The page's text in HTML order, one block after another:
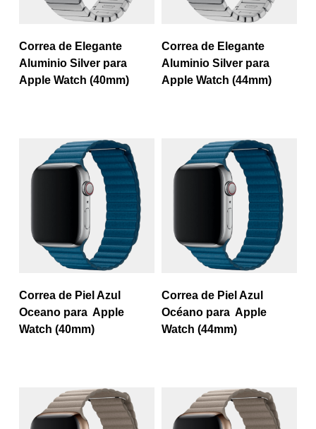
Correa de Elegante
Aluminio Silver para
Apple Watch (40mm)
Correa de Elegante
Aluminio Silver para
Apple Watch (44mm)
Correa de Piel Azul
Oceano para Apple
Watch (40mm)
Correa de Piel Azul
Océano para Apple
Watch (44mm)